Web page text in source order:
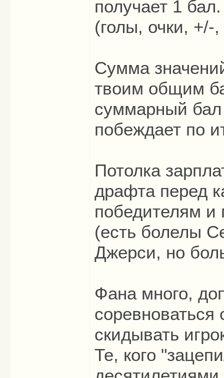
получает 1
(голы, очки, +/-
Сумма
твоим общим
суммарный бал
побеждает по
Потолка
драфта перед
победителям
(есть болелы
Джерси, но
Фана много,
скидывать
Те, кого